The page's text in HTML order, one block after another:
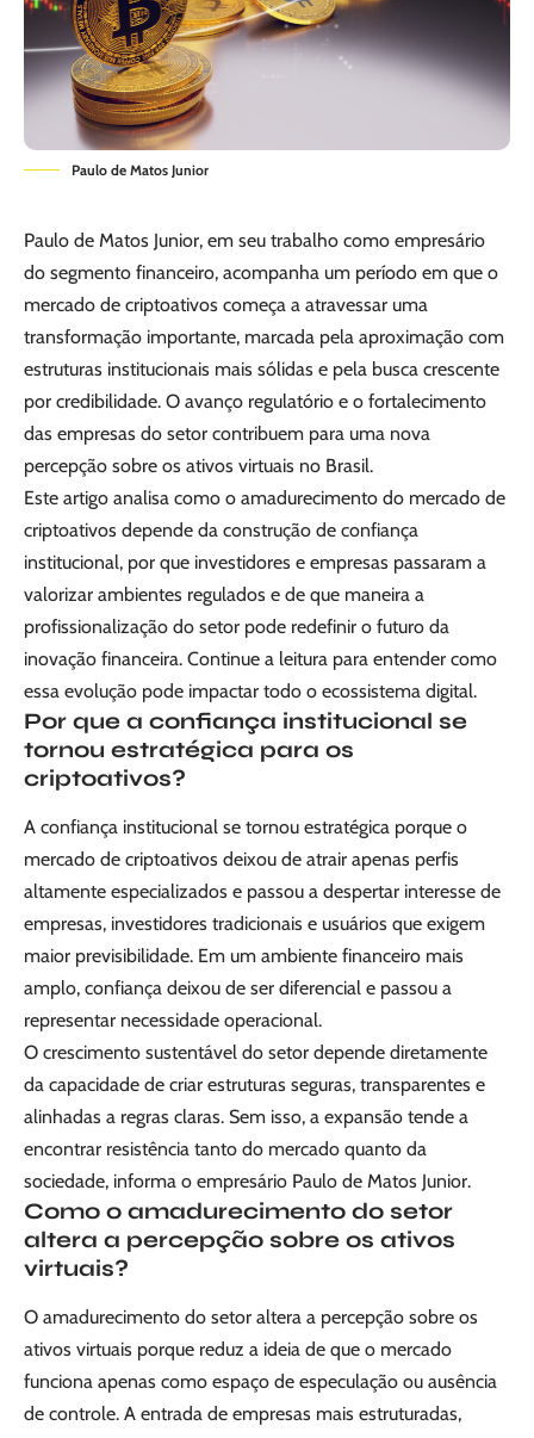
Paulo de Matos Junior
Paulo de Matos Junior, em seu trabalho como empresário
do segmento financeiro, acompanha um período em que o
mercado de criptoativos começa a atravessar uma
transformação importante, marcada pela aproximação com
estruturas institucionais mais sólidas e pela busca crescente
por credibilidade. O avanço regulatório e o fortalecimento
das empresas do setor contribuem para uma nova
percepção sobre os ativos virtuais no Brasil.
Este artigo analisa como o amadurecimento do mercado de
criptoativos depende da construção de confiança
institucional, por que investidores e empresas passaram a
valorizar ambientes regulados e de que maneira a
profissionalização do setor pode redefinir o futuro da
inovação financeira. Continue a leitura para entender como
essa evolução pode impactar todo o ecossistema digital.
Por que a confiança institucional se
tornou estratégica para os
criptoativos?
A confiança institucional se tornou estratégica porque o
mercado de criptoativos deixou de atrair apenas perfis
altamente especializados e passou a despertar interesse de
empresas, investidores tradicionais e usuários que exigem
maior previsibilidade. Em um ambiente financeiro mais
amplo, confiança deixou de ser diferencial e passou a
representar necessidade operacional.
O crescimento sustentável do setor depende diretamente
da capacidade de criar estruturas seguras, transparentes e
alinhadas a regras claras. Sem isso, a expansão tende a
encontrar resistência tanto do mercado quanto da
sociedade, informa o empresário Paulo de Matos Junior.
Como o amadurecimento do setor
altera a percepção sobre os ativos
virtuais?
O amadurecimento do setor altera a percepção sobre os
ativos virtuais porque reduz a ideia de que o mercado
funciona apenas como espaço de especulação ou ausência
de controle. A entrada de empresas mais estruturadas,